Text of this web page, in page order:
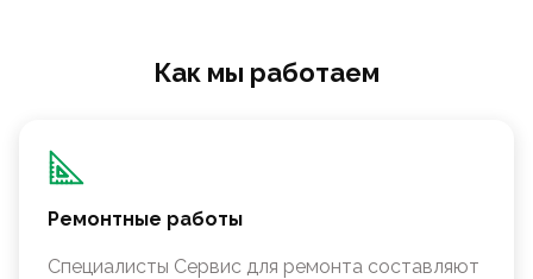
Как мы работаем
Ремонтные работы
Специалисты Сервис для ремонта составляют